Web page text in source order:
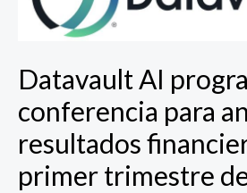
Datavault AI
conferencia para
resultados
primer trimestre
una
conferencia
analizar
resultados
financieros
primer